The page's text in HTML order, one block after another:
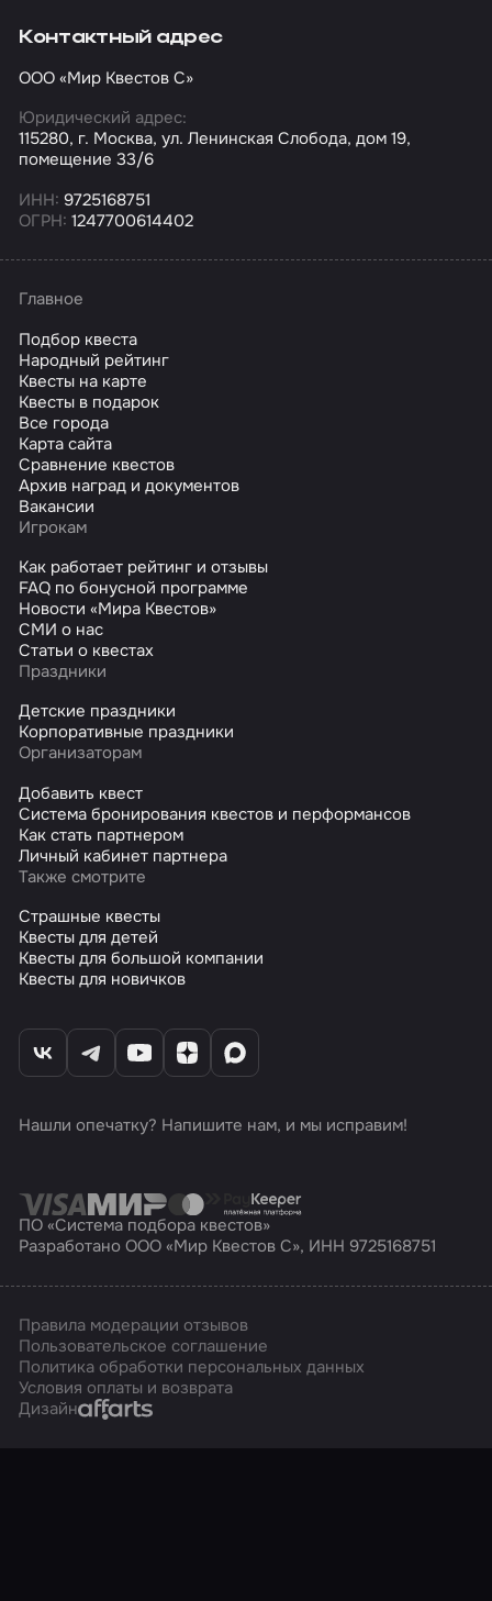
Контактный адрес
ООО «Мир Квестов С»
Юридический адрес:
115280, г. Москва, ул. Ленинская Слобода, дом 19,
помещение 33/6
ИНН: 9725168751
ОГРН: 1247700614402
Главное
Подбор квеста
Народный рейтинг
Квесты на карте
Квесты в подарок
Все города
Карта сайта
Сравнение квестов
Архив наград и документов
Вакансии
Игрокам
Как работает рейтинг и отзывы
FAQ по бонусной программе
Новости «Мира Квестов»
СМИ о нас
Статьи о квестах
Праздники
Детские праздники
Корпоративные праздники
Организаторам
Добавить квест
Система бронирования квестов и перформансов
Как стать партнером
Личный кабинет партнера
Также смотрите
Страшные квесты
Квесты для детей
Квесты для большой компании
Квесты для новичков
Нашли опечатку? Напишите нам, и мы исправим!
ПО «Система подбора квестов»
Разработано ООО «Мир Квестов С», ИНН 9725168751
Правила модерации отзывов
Пользовательское соглашение
Политика обработки персональных данных
Условия оплаты и возврата
ДизайнAffarts